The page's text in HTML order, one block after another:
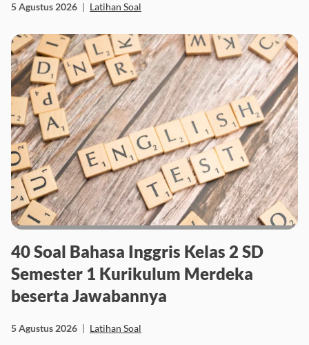
5 Agustus 2026 | Latihan Soal
40 Soal Bahasa Inggris Kelas 2 SD
Semester 1 Kurikulum Merdeka
beserta Jawabannya
5 Agustus 2026 | Latihan Soal